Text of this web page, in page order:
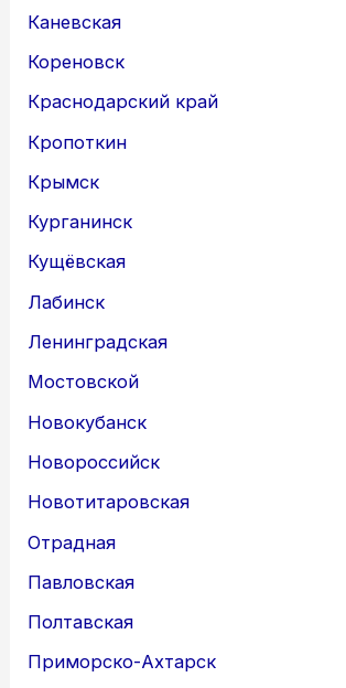
Каневская
Кореновск
Краснодарский край
Кропоткин
Крымск
Курганинск
Кущёвская
Лабинск
Ленинградская
Мостовской
Новокубанск
Новороссийск
Новотитаровская
Отрадная
Павловская
Полтавская
Приморско-Ахтарск